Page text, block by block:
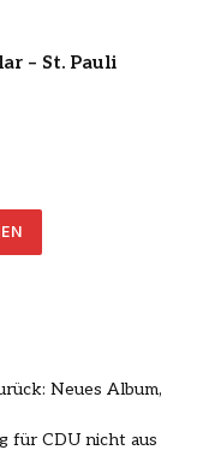
– St. Pauli
Neues Album,
für CDU nicht aus